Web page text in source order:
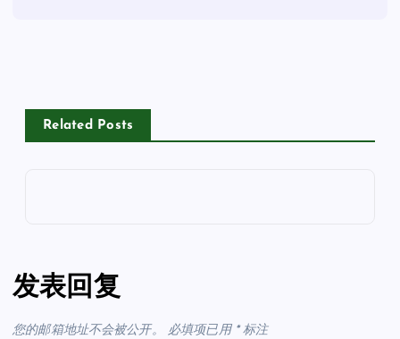
Related Posts
发表回复
您的邮箱地址不会被公开。 必填项已用 *标注